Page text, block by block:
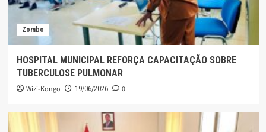
Zombo
HOSPITAL MUNICIPAL REFORÇA CAPACITAÇÃO SOBRE
TUBERCULOSE PULMONAR
Wizi-Kongo 19/06/2026 0